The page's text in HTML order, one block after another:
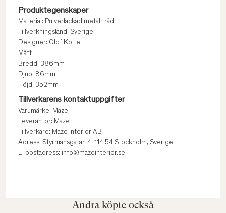
Produktegenskaper
Material: Pulverlackad metalltråd
Tillverkningsland: Sverige
Designer: Olof Kolte
Mått
Bredd: 386mm
Djup: 86mm
Höjd: 352mm
Tillverkarens kontaktuppgifter
Varumärke: Maze
Leverantör: Maze
Tillverkare: Maze Interior AB
Adress: Styrmansgatan 4, 114 54 Stockholm, Sverige
E-postadress: info@mazeinterior.se
Andra köpte också